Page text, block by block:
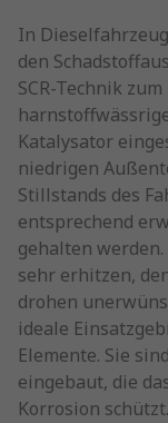
In
den
SCR-Technik
Katalysator
niedrigen
Stillstands des
entsprechend
gehalten
sehr erhitzen,
drohen
ideale
Elemente. Sie
eingebaut, die
Korrosion schützt.